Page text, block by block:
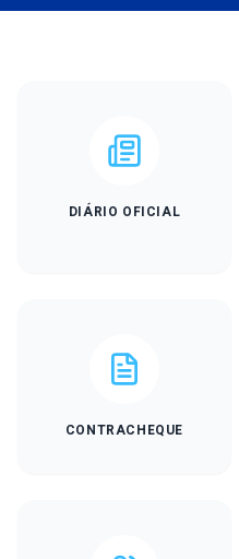
DIÁRIO OFICIAL
CONTRACHEQUE